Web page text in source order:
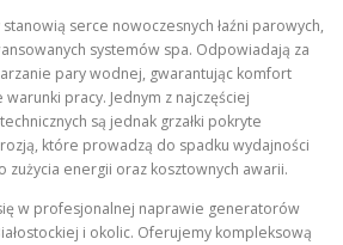
serce nowoczesnych łaźni parowych,
systemów spa. Odpowiadają za
pary wodnej, gwarantując komfort
pracy. Jednym z najczęściej
są jednak grzałki pokryte
które prowadzą do spadku wydajności
zużycia energii oraz kosztownych awarii.
w profesjonalnej naprawie generatorów
i okolic. Oferujemy kompleksową